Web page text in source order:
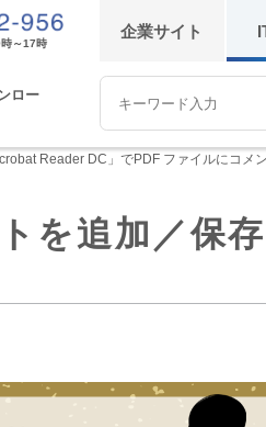
～17時
ロー
企業サイト
Conduct
a
search
Reader DC」でPDF ファイルにコメ
を追加／保